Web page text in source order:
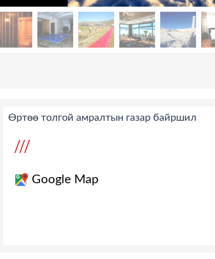
Өртөө толгой амралтын газар байршил
Google Map